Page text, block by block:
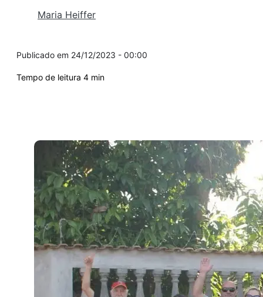
Maria Heiffer
24/12/2023 - 00:00